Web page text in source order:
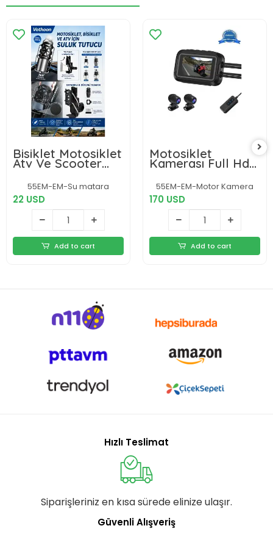
Bisiklet Motosiklet
Atv Ve Scooter
Uyumlu Matara
Suluk Tutucu Gidon
Bağlantılı Esnek
Gövdeli Şişe Atı
55EM-EM-Su matara
22 USD
Add to cart
Motosiklet
Kamerası Full Hd
1080p,150° Geniş
Açı 3.0 Ekran Çift
Ön–arka Kamera
Wifi Destekli Gprs
Özellikli
55EM-EM-Motor Kamera
170 USD
Add to cart
Hızlı Teslimat
Siparişleriniz en kısa sürede elinize ulaşır.
Güvenli Alışveriş